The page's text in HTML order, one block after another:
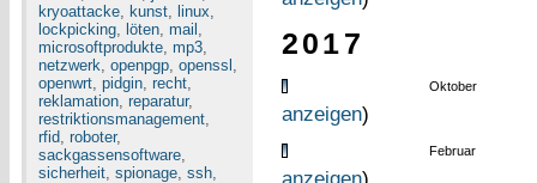
kryoattacke, kunst, linux,
lockpicking, löten, mail ,
microsoftprodukte, mp3,
netzwerk, openpgp, openssl ,
openwrt, pidgin, recht,
reklamation, reparatur,
restriktionsmanagement,
rfid, roboter,
sackgassensoftware,
sicherheit, spionage, ssh,
2017
Oktober
anzeigen)
Februar